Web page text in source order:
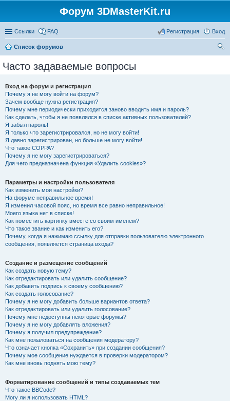
Форум 3DMasterKit.ru
Ссылки FAQ Вход
Регистрация
Список форумов
Часто задаваемые вопросы
Вход на форум и регистрация
Почему я не могу войти на форум?
Зачем вообще нужна регистрация?
Почему мне периодически приходится заново вводить имя и пароль?
Как сделать, чтобы я не появлялся в списке активных пользователей?
Я забыл пароль!
Я только что зарегистрировался, но не могу войти!
Я давно зарегистрирован, но больше не могу войти!
Что такое COPPA?
Почему я не могу зарегистрироваться?
Для чего предназначена функция «Удалить cookies»?
Параметры и настройки пользователя
Как изменить мои настройки?
На форуме неправильное время!
Я изменил часовой пояс, но время все равно неправильное!
Моего языка нет в списке!
Как поместить картинку вместе со своим именем?
Что такое звание и как изменить его?
Почему, когда я нажимаю ссылку для отправки пользователю электронного
сообщения, появляется страница входа?
Создание и размещение сообщений
Как создать новую тему?
Как отредактировать или удалить сообщение?
Как добавить подпись к своему сообщению?
Как создать голосование?
Почему я не могу добавить больше вариантов ответа?
Как отредактировать или удалить голосование?
Почему мне недоступны некоторые форумы?
Почему я не могу добавлять вложения?
Почему я получил предупреждение?
Как мне пожаловаться на сообщения модератору?
Что означает кнопка «Сохранить» при создании сообщения?
Почему мое сообщение нуждается в проверки модератором?
Как мне вновь поднять мою тему?
Форматирование сообщений и типы создаваемых тем
Что такое BBCode?
Могу ли я использовать HTML?